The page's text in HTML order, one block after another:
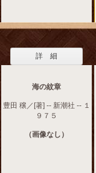
詳 細
海の紋章
豊田 穣／[著] -- 新潮社 -- １
９７５
（画像なし）